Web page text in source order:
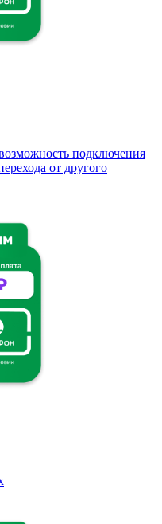
подключения
от другого